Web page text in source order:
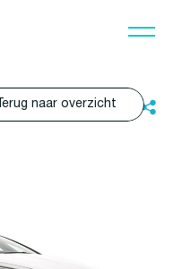
Terug naar overzicht